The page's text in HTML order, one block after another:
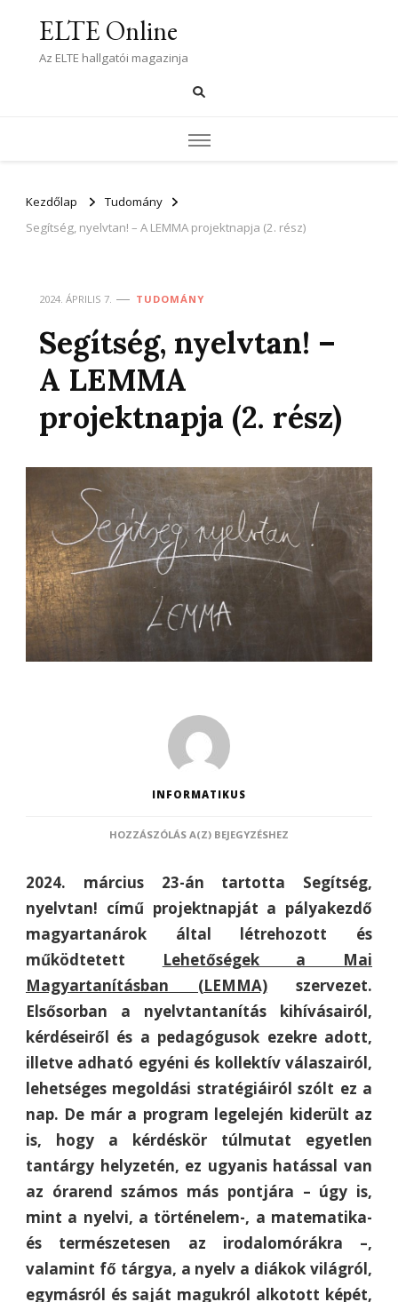
ELTE Online
Az ELTE hallgatói magazinja
Kezdőlap
Tudomány
Segítség, nyelvtan! – A LEMMA projektnapja (2. rész)
2024. ÁPRILIS 7. TUDOMÁNY
Segítség, nyelvtan! –
A LEMMA
projektnapja (2. rész)
INFORMATIKUS
HOZZÁSZÓLÁS A(Z) SEGÍTSÉG,
LEMMA
PROJEKTNAPJA
RÉSZ)
BEJEGYZÉSHEZ
2024. március 23-án tartotta Segítség,
nyelvtan! című projektnapját a pályakezdő
magyartanárok által létrehozott és
működtetett
Lehetőségek a Mai
Magyartanításban (LEMMA)szervezet.
Elsősorban a nyelvtantanítás kihívásairól,
kérdéseiről és a pedagógusok ezekre adott,
illetve adható egyéni és kollektív válaszairól,
lehetséges megoldási stratégiáiról szólt ez a
nap. De már a program legelején kiderült az
is, hogy a kérdéskör túlmutat egyetlen
tantárgy helyzetén, ez ugyanis hatással van
az órarend számos más pontjára – úgy is,
mint a nyelvi, a történelem-, a matematika-
és természetesen az irodalomórákra –,
valamint fő tárgya, a nyelv a diákok világról,
egymásról és saját magukról alkotott képét,